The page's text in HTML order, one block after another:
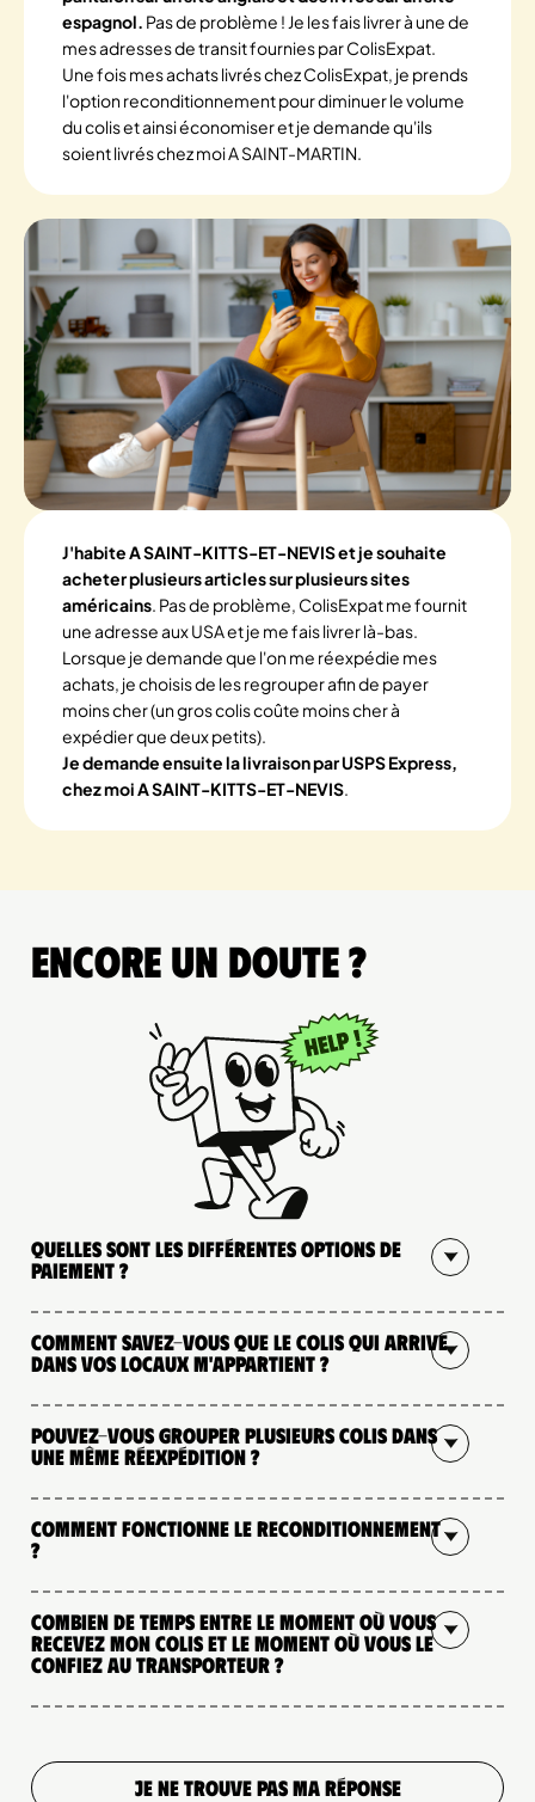
espagnol. Pas de problème ! Je les fais livrer à une de
mes adresses de transit fournies par ColisExpat.
Une fois mes achats livrés chez ColisExpat, je prends
l'option reconditionnement pour diminuer le volume
du colis et ainsi économiser et je demande qu'ils
soient livrés chez moi A SAINT-MARTIN.
J'habite A SAINT-KITTS-ET-NEVIS et je souhaite
acheter plusieurs articles sur plusieurs sites
américains. Pas de problème, ColisExpat me fournit
une adresse aux USA et je me fais livrer là-bas.
Lorsque je demande que l'on me réexpédie mes
achats, je choisis de les regrouper afin de payer
moins cher (un gros colis coûte moins cher à
expédier que deux petits).
Je demande ensuite la livraison par USPS Express,
chez moi A SAINT-KITTS-ET-NEVIS.
Encore un doute ?
Quelles sont les différentes options de
paiement ?
Comment savez-vous que le colis qui arrive
dans vos locaux m'appartient ?
Pouvez-vous grouper plusieurs colis dans
une même réexpédition ?
Comment fonctionne le reconditionnement
?
Combien de temps entre le moment où vous
recevez mon colis et le moment où vous le
confiez au transporteur ?
JE NE TROUVE PAS MA RÉPONSE